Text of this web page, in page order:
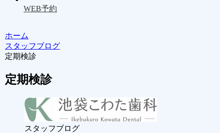
WEB予約
ホーム
スタッフブログ
定期検診
定期検診
スタッフブログ